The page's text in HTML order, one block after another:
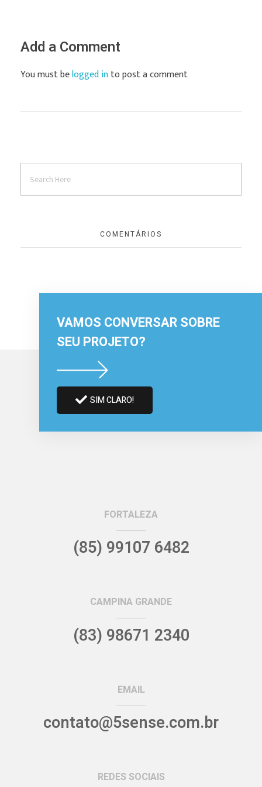
Add a Comment
You must belogged into post a comment
COMENTÁRIOS
VAMOS CONVERSAR SOBRE
SEU PROJETO?
SIM CLARO!
FORTALEZA
(85) 99107 6482
CAMPINA GRANDE
(83) 98671 2340
EMAIL
contato@5sense.com.br
REDES SOCIAIS